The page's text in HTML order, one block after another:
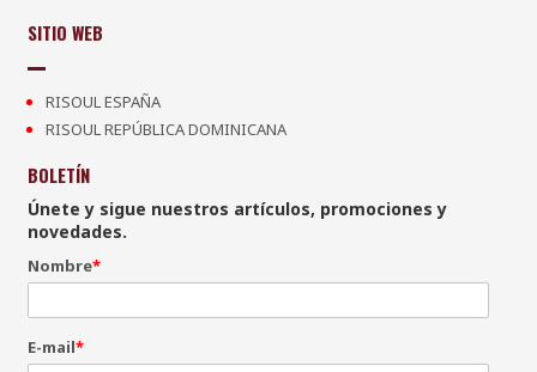
SITIO WEB
RISOUL ESPAÑA
RISOUL REPÚBLICA DOMINICANA
BOLETÍN
Únete y sigue nuestros artículos, promociones y
novedades.
Nombre*
E-mail*